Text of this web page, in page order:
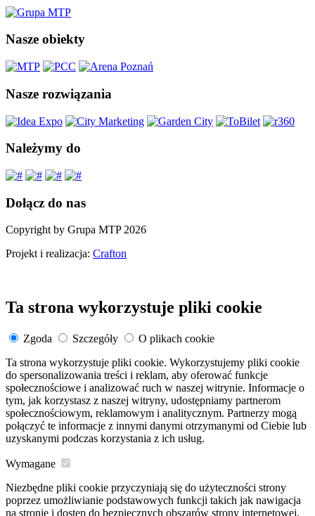
Nasze obiekty
Nasze rozwiązania
Należymy do
Dołącz do nas
Copyright by Grupa MTP 2026
Projekt i realizacja: Crafton
Ta strona wykorzystuje pliki cookie
Zgoda Szczegóły
O plikach cookie
Ta strona wykorzystuje pliki cookie. Wykorzystujemy pliki cookie
do spersonalizowania treści i reklam, aby oferować funkcje
społecznościowe i analizować ruch w naszej witrynie. Informacje o
tym, jak korzystasz z naszej witryny, udostępniamy partnerom
społecznościowym, reklamowym i analitycznym. Partnerzy mogą
połączyć te informacje z innymi danymi otrzymanymi od Ciebie lub
uzyskanymi podczas korzystania z ich usług.
Wymagane
Niezbędne pliki cookie przyczyniają się do użyteczności strony
poprzez umożliwianie podstawowych funkcji takich jak nawigacja
na stronie i dostęp do bezpiecznych obszarów strony internetowej.